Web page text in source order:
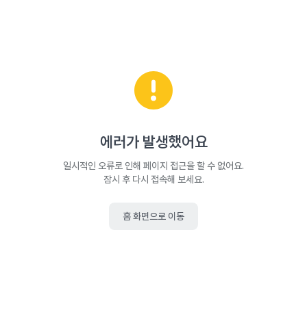
에러가 발생했어요
일시적인 오류로 인해 페이지 접근을 할 수 없어요.
잠시 후 다시 접속해 보세요.
홈 화면으로 이동